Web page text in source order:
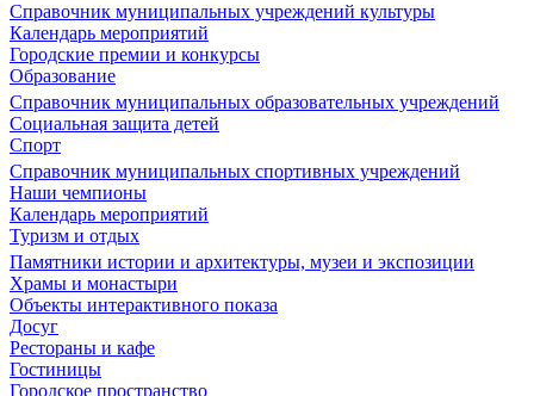
Справочник муниципальных учреждений культуры
Календарь мероприятий
Городские премии и конкурсы
Образование
Справочник муниципальных образовательных учреждений
Социальная защита детей
Спорт
Справочник муниципальных спортивных учреждений
Наши чемпионы
Календарь мероприятий
Туризм и отдых
Памятники истории и архитектуры, музеи и экспозиции
Храмы и монастыри
Объекты интерактивного показа
Досуг
Рестораны и кафе
Гостиницы
Городское пространство